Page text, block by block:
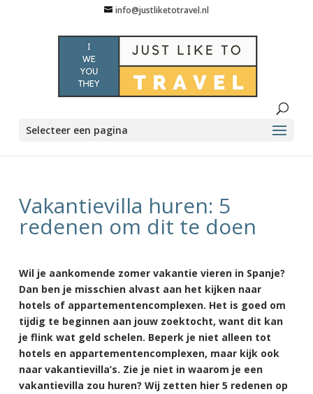
info@justliketotravel.nl
Selecteer een pagina
Vakantievilla huren: 5
redenen om dit te doen
Wil je aankomende zomer vakantie vieren in Spanje?
Dan ben je misschien alvast aan het kijken naar
hotels of appartementencomplexen. Het is goed om
tijdig te beginnen aan jouw zoektocht, want dit kan
je flink wat geld schelen. Beperk je niet alleen tot
hotels en appartementencomplexen, maar kijk ook
naar vakantievilla’s. Zie je niet in waarom je een
vakantievilla zou huren? Wij zetten hier 5 redenen op